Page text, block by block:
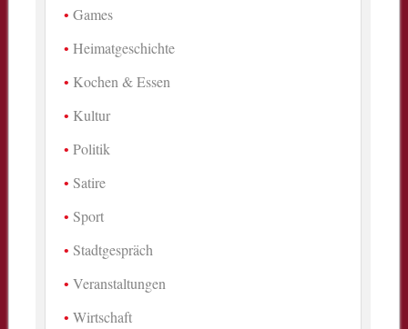
Games
Heimatgeschichte
Kochen & Essen
Kultur
Politik
Satire
Sport
Stadtgespräch
Veranstaltungen
Wirtschaft